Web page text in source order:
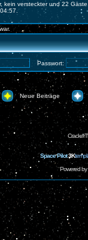
kein versteckter und 22
Passwort:
Neue Beiträge
Space Pilot3K
Powered by